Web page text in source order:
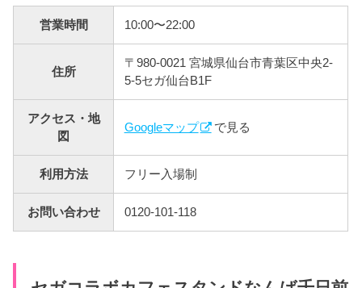
営業時間 10:00〜22:00
住所
〒980-0021 宮城県仙台市青葉区中央2-
5-5セガ仙台B1F
アクセス・地
図
Googleマップ で見る
利用方法 フリー入場制
お問い合わせ 0120-101-118